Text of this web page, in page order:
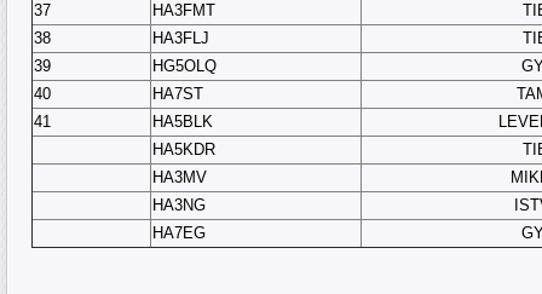
37
HA3FMT
38
HA3FLJ
39
HG5OLQ
40
HA7ST
41
HA5BLK
HA5KDR
HA3MV
HA3NG
HA7EG